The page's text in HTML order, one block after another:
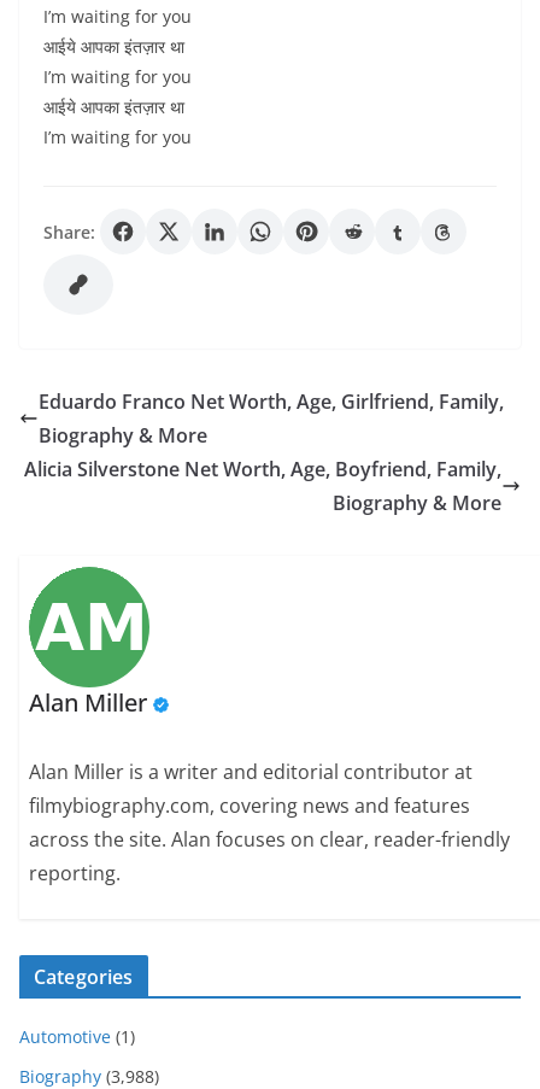
I’m waiting for you
आईये आपका इंतज़ार था
I’m waiting for you
आईये आपका इंतज़ार था
I’m waiting for you
Share:
Eduardo Franco Net Worth, Age, Girlfriend, Family,
Biography & More
Alicia Silverstone Net Worth, Age, Boyfriend, Family,
Biography & More
Alan Miller
Alan Miller is a writer and editorial contributor at
filmybiography.com, covering news and features
across the site. Alan focuses on clear, reader-friendly
reporting.
Categories
Automotive (1)
Biography (3,988)